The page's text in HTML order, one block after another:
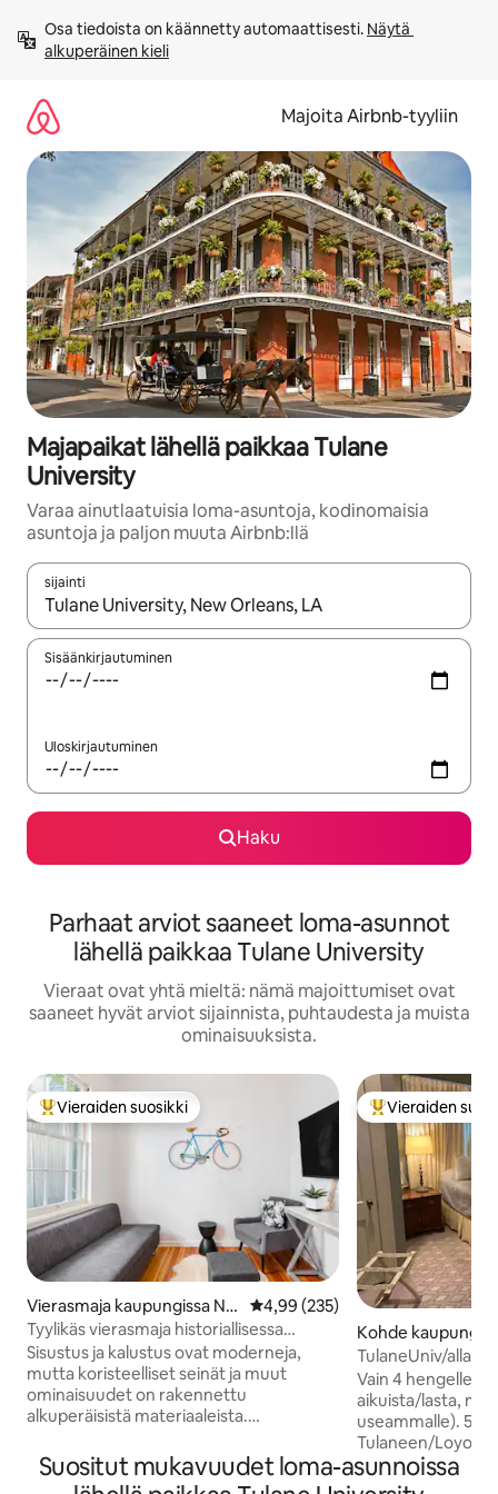
sisältö
väliin
Osa tiedoista on käännetty automaattisesti. Näytä
alkuperäinen kieli
Majoita Airbnb-tyyliin
Majapaikat lähellä paikkaa Tulane
University
Varaa ainutlaatuisia loma-asuntoja, kodinomaisia
asuntoja ja paljon muuta Airbnb:llä
sijainti
Kun tulokset ovat saatavilla, navigoi ylös- ja alas-
Sisäänkirjautuminen
Uloskirjautuminen
Haku
Parhaat arviot saaneet loma-asunnot
lähellä paikkaa Tulane University
Vieraat ovat yhtä mieltä: nämä majoittumiset ovat
saaneet hyvät arviot sijainnista, puhtaudesta ja muista
ominaisuuksista.
Vieraiden suosikkien parhaimmistoa
Vieraiden suosikki
Vierasmaja kaupungissa Ne
w Orleans
Keskimääräinen arvio 4,99/5,
4,99 (235)
Tyylikäs vierasmaja historiallisessa
rakennuksessa lähellä Audubon Parkia
Sisustus ja kalustus ovat moderneja,
mutta koristeelliset seinät ja muut
ominaisuudet on rakennettu
alkuperäisistä materiaaleista.
keittiö, ja siihen sisältyy Keurig-
kahvinkeitin ja kahvikapseleita.
Vieraiden
Vieraiden
Kohde
eans
TulaneUniv/allas
hyväksyntä,
Vain 4 hengelle (3
aikuista/lasta,
useammalle). 5
Tulaneen/Loyola
raitiovaunu 12
päässä, 3 mailia
Suositut mukavuudet loma-asunnoissa